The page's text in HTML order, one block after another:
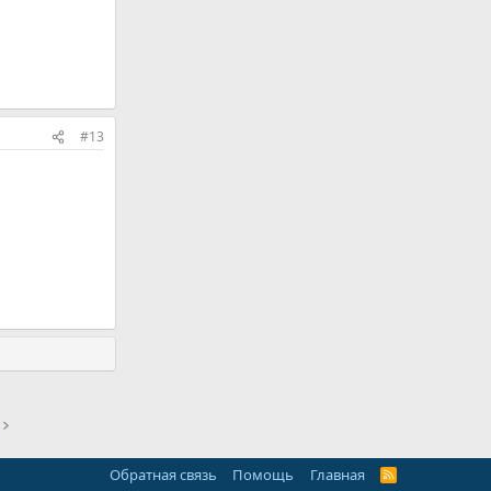
#13
Обратная связь Помощь Главная
R